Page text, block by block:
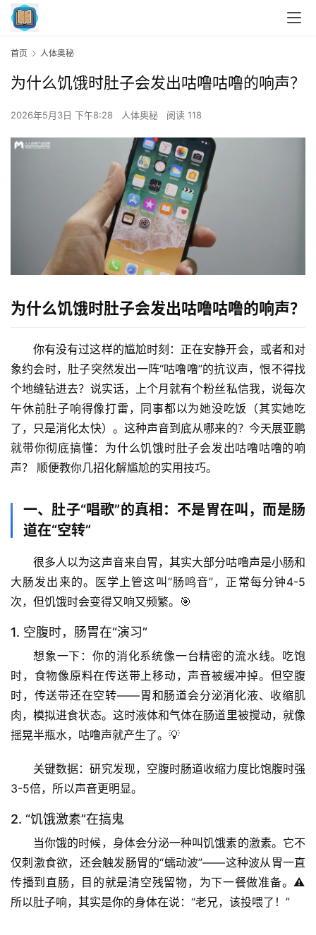
首页 人体奥秘
为什么饥饿时肚子会发出咕噜咕噜的响声？
2026年5月3日 下午8:28 人体奥秘 阅读 118
为什么饥饿时肚子会发出咕噜咕噜的响声？
你有没有过这样的尴尬时刻：正在安静开会，或者和对
象约会时，肚子突然发出一阵“咕噜噜”的抗议声，恨不得找
个地缝钻进去？说实话，上个月就有个粉丝私信我，说每次
午休前肚子响得像打雷，同事都以为她没吃饭（其实她吃
了，只是消化太快）。这种声音到底从哪来的？今天展亚鹏
就带你彻底搞懂： 为什么饥饿时肚子会发出咕噜咕噜的响
声？
顺便教你几招化解尴尬的实用技巧。
一、肚子“唱歌”的真相：不是胃在叫，而是肠
道在“空转”
很多人以为这声音来自胃，其实大部分咕噜声是小肠和
大肠发出来的。医学上管这叫“肠鸣音”，正常每分钟4-5
次，但饥饿时会变得又响又频繁。🎯
1. 空腹时，肠胃在“演习”
想象一下：你的消化系统像一台精密的流水线。吃饱
时，食物像原料在传送带上移动，声音被缓冲掉。但空腹
时，传送带还在空转——胃和肠道会分泌消化液、收缩肌
肉，模拟进食状态。这时液体和气体在肠道里被搅动，就像
摇晃半瓶水，咕噜声就产生了。💡
关键数据：研究发现，空腹时肠道收缩力度比饱腹时强
3-5倍，所以声音更明显。
2. “饥饿激素”在搞鬼
当你饿的时候，身体会分泌一种叫饥饿素的激素。它不
仅刺激食欲，还会触发肠胃的“蠕动波”——这种波从胃一直
传播到直肠，目的就是清空残留物，为下一餐做准备。⚠️
所以肚子响，其实是你的身体在说：“老兄，该投喂了！”